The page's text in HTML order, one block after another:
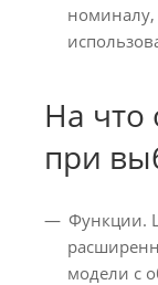
номиналу,
На что
при
Функции.
модели с